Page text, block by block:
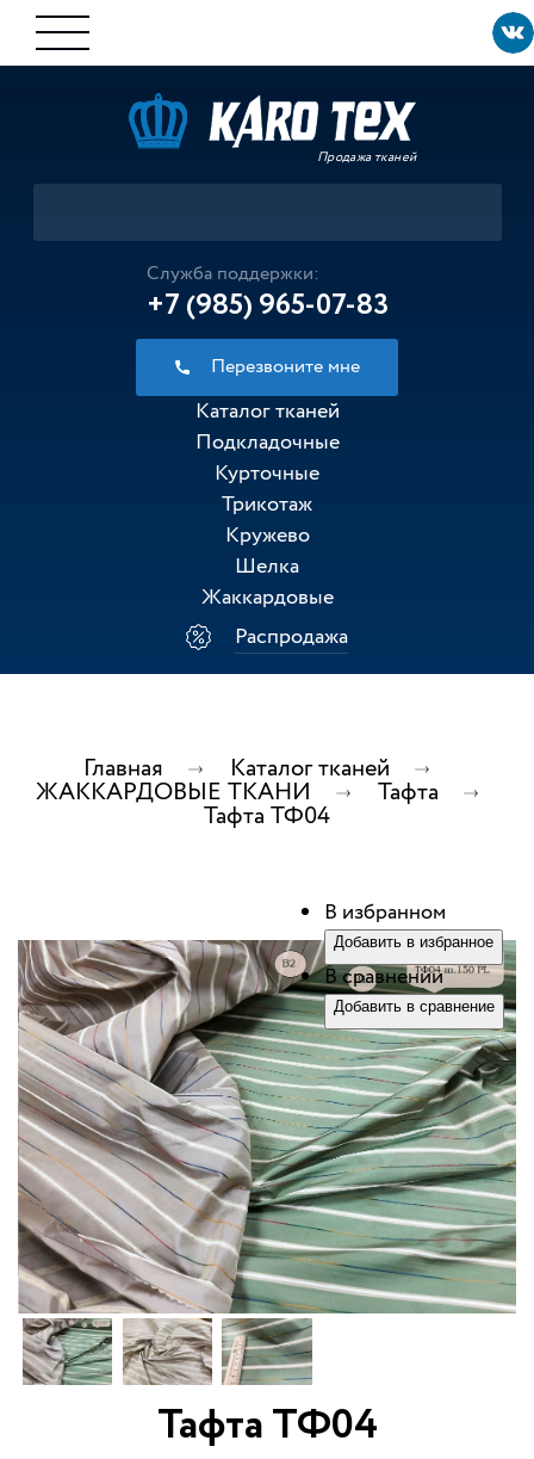
Продажа тканей
Служба поддержки:
+7 (985) 965-07-83
Перезвоните мне
Каталог тканей
Подкладочные
Курточные
Трикотаж
Кружево
Шелка
Жаккардовые
Распродажа
Главная Каталог тканей
ЖАККАРДОВЫЕ ТКАНИ Тафта
Тафта ТФ04
Тафта ТФ04
В избранном
Добавить в избранное
В сравнении
Добавить в сравнение